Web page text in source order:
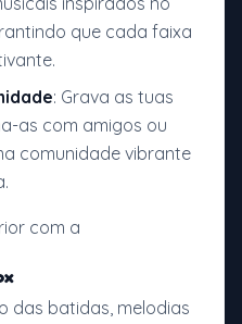
que cada faixa
: Grava as tuas
as com amigos ou
comunidade vibrante
com a
das batidas, melodias